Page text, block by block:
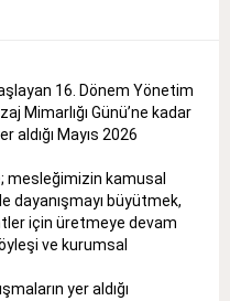
16. Dönem Yönetim
Mimarlığı Günü’ne kadar
aldığı Mayıs 2026
mesleğimizin kamusal
dayanışmayı büyütmek,
için üretmeye devam
ve kurumsal
yer aldığı